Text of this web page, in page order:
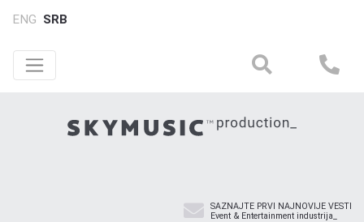
ENG SRB
SAZNAJTE PRVI NAJNOVIJE VESTI
Event & Entertainment industrija_